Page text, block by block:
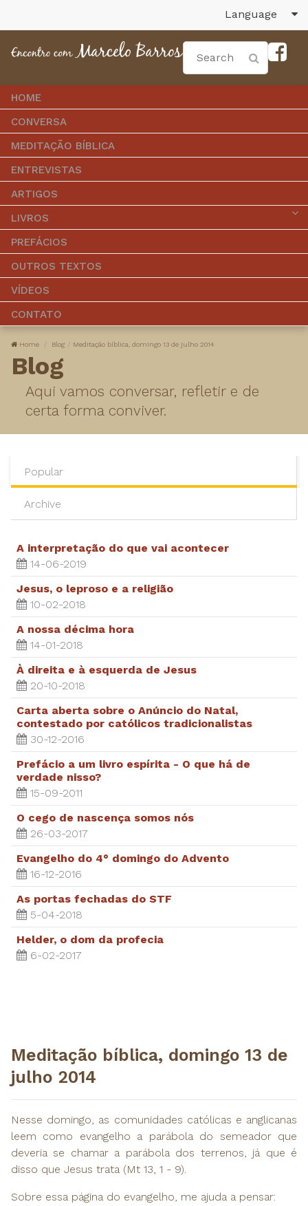
Language
HOME
CONVERSA
MEDITAÇÃO BÍBLICA
ENTREVISTAS
ARTIGOS
LIVROS
PREFÁCIOS
OUTROS TEXTOS
VÍDEOS
CONTATO
Home Blog Meditação bíblica, domingo 13 de julho 2014
Blog
Aqui vamos conversar, refletir e de
certa forma conviver.
Popular
Archive
A interpretação do que vai acontecer
14-06-2019
Jesus, o leproso e a religião
10-02-2018
A nossa décima hora
14-01-2018
À direita e à esquerda de Jesus
20-10-2018
Carta aberta sobre o Anúncio do Natal,
contestado por católicos tradicionalistas
30-12-2016
Prefácio a um livro espírita - O que há de
verdade nisso?
15-09-2011
O cego de nascença somos nós
26-03-2017
Evangelho do 4° domingo do Advento
16-12-2016
As portas fechadas do STF
5-04-2018
Helder, o dom da profecia
6-02-2017
Meditação bíblica, domingo 13 de
julho 2014
Nesse domingo, as comunidades católicas e anglicanas
leem como evangelho a parábola do semeador que
deveria se chamar a parábola dos terrenos, já que é
disso que Jesus trata (Mt 13, 1 - 9).
Sobre essa página do evangelho, me ajuda a pensar: